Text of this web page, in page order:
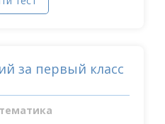
за первый класс